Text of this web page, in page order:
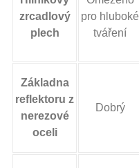
zrcadlový
plech
pro hluboké
tváření
Základna
reflektoru z
nerezové
oceli
Dobrý